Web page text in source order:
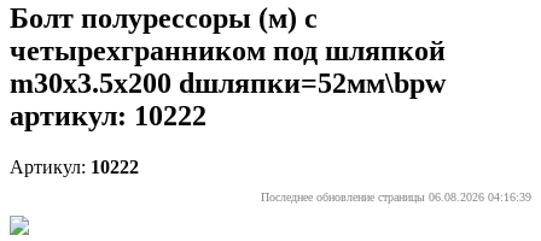
Болт полурессоры (м) с
четырехгранником под шляпкой
m30x3.5x200 dшляпки=52мм\bpw
артикул: 10222
Артикул: 10222
Последнее обновление страницы 06.08.2026 04:16:39